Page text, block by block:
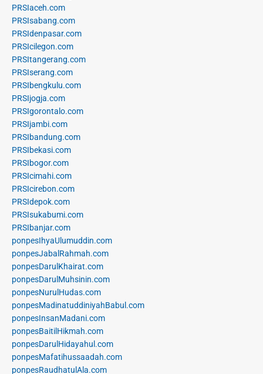
PRSIaceh.com
PRSIsabang.com
PRSIdenpasar.com
PRSIcilegon.com
PRSItangerang.com
PRSIserang.com
PRSIbengkulu.com
PRSIjogja.com
PRSIgorontalo.com
PRSIjambi.com
PRSIbandung.com
PRSIbekasi.com
PRSIbogor.com
PRSIcimahi.com
PRSIcirebon.com
PRSIdepok.com
PRSIsukabumi.com
PRSIbanjar.com
ponpesIhyaUlumuddin.com
ponpesJabalRahmah.com
ponpesDarulKhairat.com
ponpesDarulMuhsinin.com
ponpesNurulHudas.com
ponpesMadinatuddiniyahBabul.com
ponpesInsanMadani.com
ponpesBaitilHikmah.com
ponpesDarulHidayahul.com
ponpesMafatihussaadah.com
ponpesRaudhatulAla.com